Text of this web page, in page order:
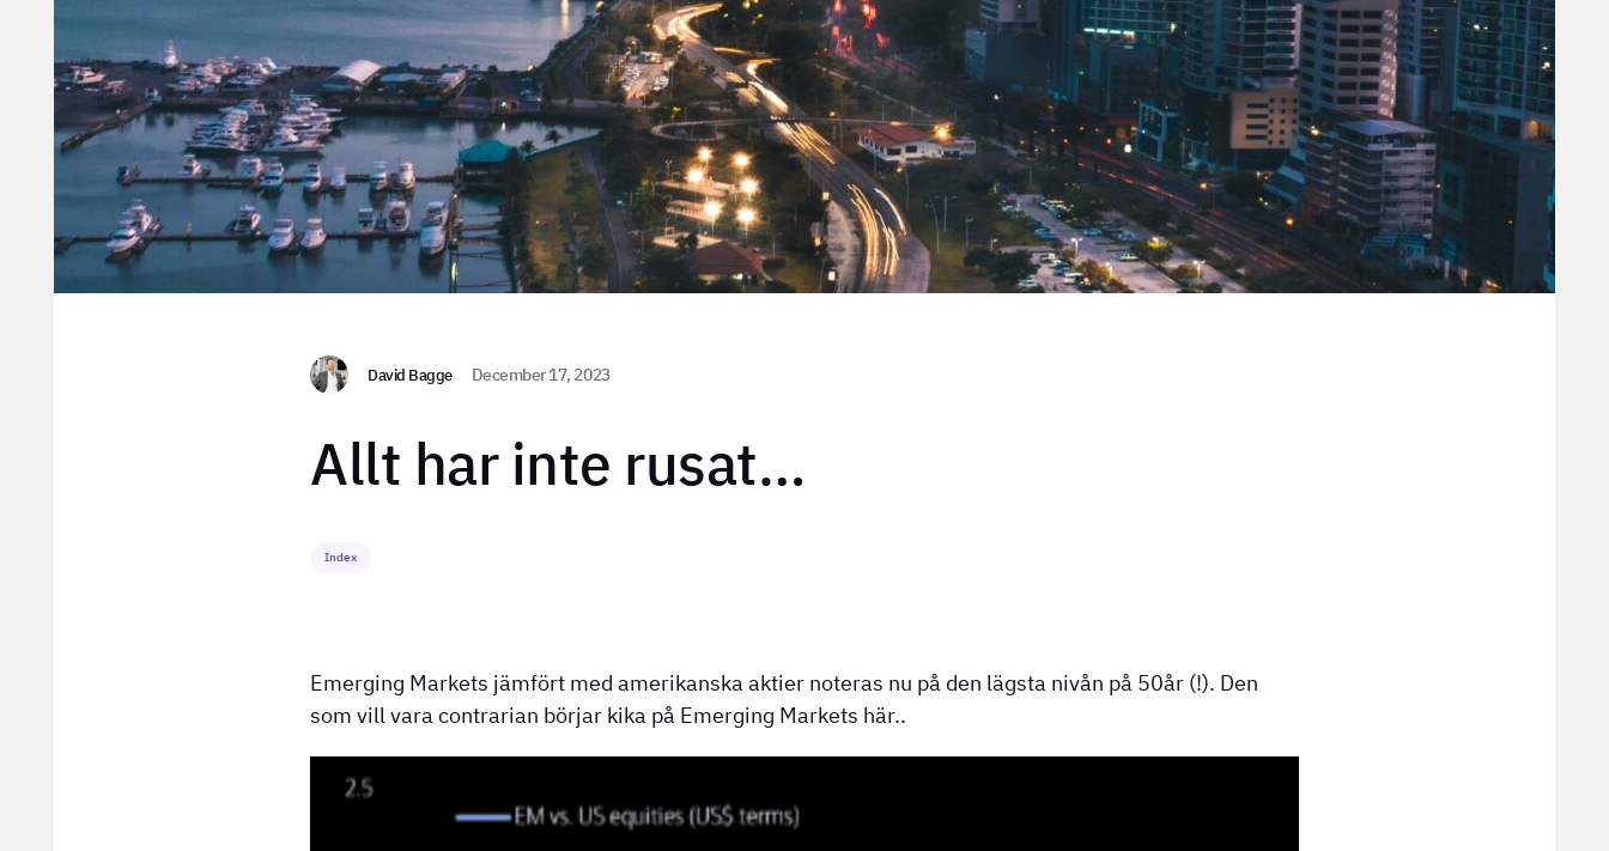
David Bagge December 17, 2023
Allt har inte rusat…
Index
Emerging Markets jämfört med amerikanska aktier noteras nu på den lägsta nivån på 50år (!). Den
som vill vara contrarian börjar kika på Emerging Markets här..